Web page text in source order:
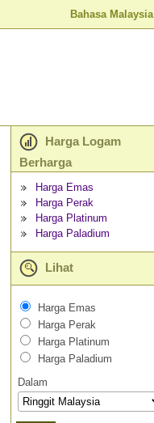
Bahasa Malaysia
Harga Logam
Berharga
Harga Emas
Harga Perak
Harga Platinum
Harga Paladium
Lihat
Harga Emas
Harga Perak
Harga Platinum
Harga Paladium
Dalam